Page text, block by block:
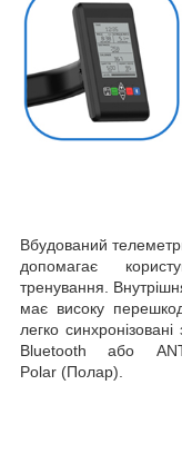
Вбудований
допомагає
тренування.
має високу
легко
Bluetooth або
Polar (Полар).